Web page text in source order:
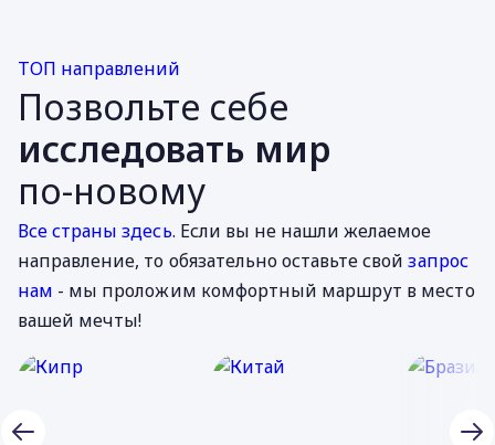
ТОП направлений
Позвольте себе
исследовать мир
по-новому
Все страны здесь. Если вы не нашли желаемое
направление, то обязательно оставьте свойзапрос
нам - мы проложим комфортный маршрут в место
вашей мечты!